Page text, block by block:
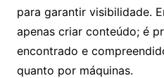
para garantir visibilidade.
apenas criar conteúdo; é
encontrado e
quanto por máquinas.